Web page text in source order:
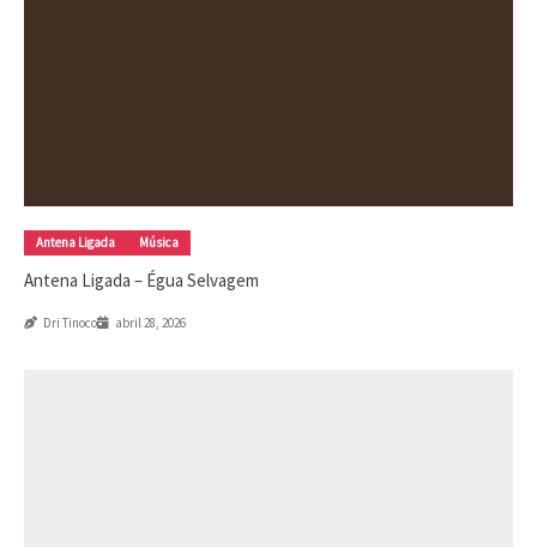
Antena Ligada Música
Antena Ligada – Égua Selvagem
Dri Tinoco abril 28, 2026